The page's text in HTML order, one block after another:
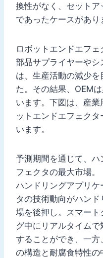
換性がなく、セット
であったケースがあり
ロボットエンドエフ
部品サプライヤーや
は、生産活動の減少
た。その結果、OEM
います。下図は、産
ットエンドエフェク
います。
予測期間を通じて、
フェクタの最大市場。
ハンドリングアプリケ
タの技術動向がハン
場を後押し。スマー
グ中にリアルタイム
することができ、一
の構造と耐腐食特性